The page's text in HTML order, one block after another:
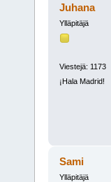
Juhana
Ylläpitäjä
Viestejä: 1173
¡Hala Madrid!
Sami
Ylläpitäjä